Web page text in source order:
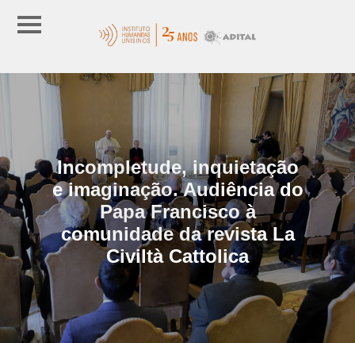
Incompletude, inquietação
e imaginação. Audiência do
Papa Francisco à
comunidade da revista La
Civiltà Cattolica